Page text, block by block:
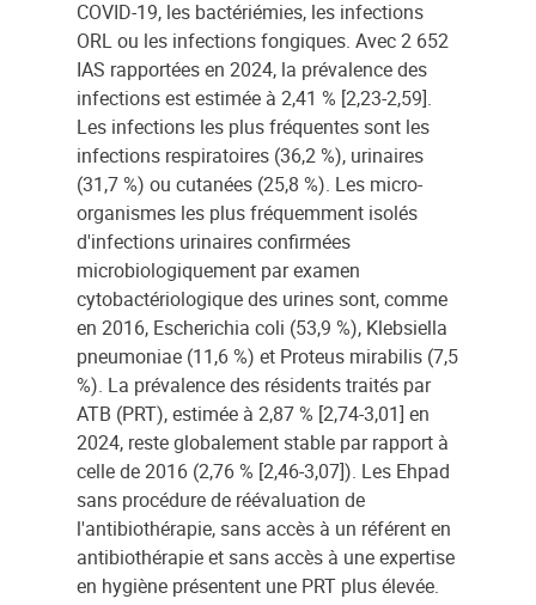
COVID-19, les bactériémies, les infections
ORL ou les infections fongiques. Avec 2 652
IAS rapportées en 2024, la prévalence des
infections est estimée à 2,41 % [2,23-2,59].
Les infections les plus fréquentes sont les
infections respiratoires (36,2 %), urinaires
(31,7 %) ou cutanées (25,8 %). Les micro-
organismes les plus fréquemment isolés
d'infections urinaires confirmées
microbiologiquement par examen
cytobactériologique des urines sont, comme
en 2016, Escherichia coli (53,9 %), Klebsiella
pneumoniae (11,6 %) et Proteus mirabilis (7,5
%). La prévalence des résidents traités par
ATB (PRT), estimée à 2,87 % [2,74-3,01] en
2024, reste globalement stable par rapport à
celle de 2016 (2,76 % [2,46-3,07]). Les Ehpad
sans procédure de réévaluation de
l'antibiothérapie, sans accès à un référent en
antibiothérapie et sans accès à une expertise
en hygiène présentent une PRT plus élevée.